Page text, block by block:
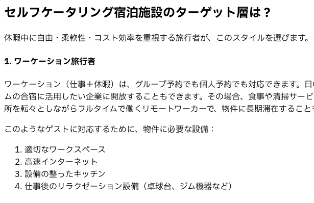
セルフケータリング宿泊施設のターゲット層は？
休暇中に自由・柔軟性・コスト効率を重視する旅行者が、このスタイルを選びます
1. ワーケーション旅行者
ワーケーション（仕事＋休暇）は、グループ予約でも個人予約でも対応できます
ムの合宿に活用したい企業に開放することもできます。その場合、食事や清掃サ
所を転々としながらフルタイムで働くリモートワーカーで、物件に長期滞在すること
このようなゲストに対応するために、物件に必要な設備：
適切なワークスペース
高速インターネット
設備の整ったキッチン
仕事後のリラクゼーション設備（卓球台、ジム機器など）